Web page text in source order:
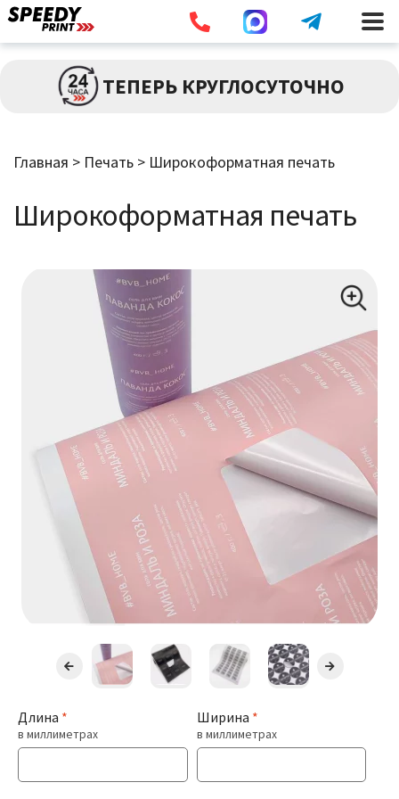
ПЕЧАТЬ
Визитки
Широкоформатная Печать
Дипломы / Сертификаты
Буклеты / Лифлеты
Блокноты
Бирки / Ярлыки
Пригласительные
Печать Меню
ТЕПЕРЬ КРУГЛОСУТОЧНО
Главная > Печать > Широкоформатная печать
Широкоформатная печать
Длина *
в миллиметрах
Ширина *
в миллиметрах